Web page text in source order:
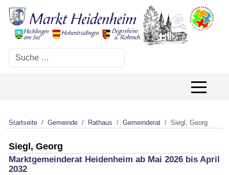
Suchen
Off-
Startseite Gemeinde Rathaus Gemeinderat Siegl, Georg
Siegl, Georg
Marktgemeinderat Heidenheim ab Mai 2026 bis April
2032